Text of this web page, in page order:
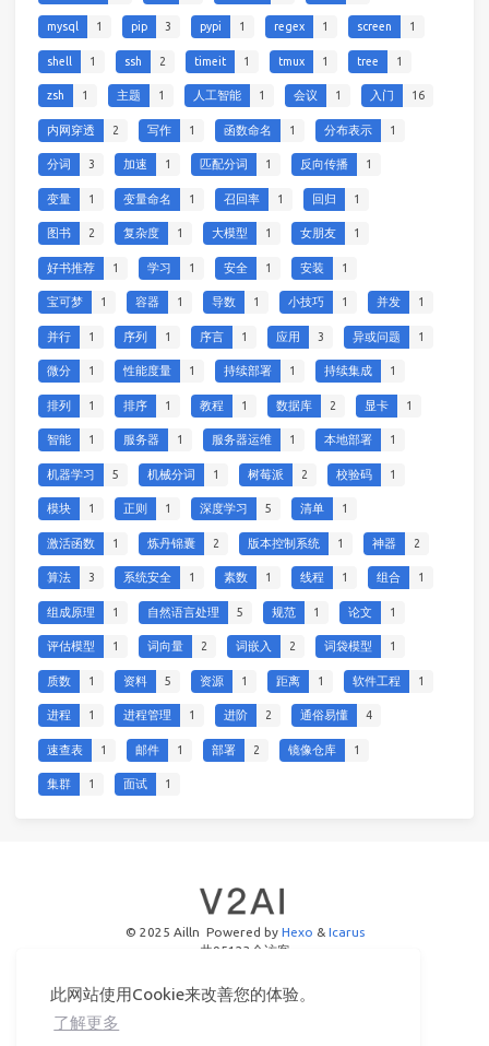
此网站使用Cookie来改善您的体验。
了解更多
mysql 1 pip 3 pypi 1 regex 1 screen 1
shell 1 ssh 2 timeit 1 tmux 1 tree 1
zsh 1 主题 1 人工智能 1 会议 1 入门 16
内网穿透 2 写作 1 函数命名 1 分布表示 1
分词 3 加速 1 匹配分词 1 反向传播 1
变量 1 变量命名 1 召回率 1 回归 1
图书 2 复杂度 1 大模型 1 女朋友 1
好书推荐 1 学习 1 安全 1 安装 1
宝可梦 1 容器 1 导数 1 小技巧 1 并发 1
并行 1 序列 1 序言 1 应用 3 异或问题 1
微分 1 性能度量 1 持续部署 1 持续集成 1
排列 1 排序 1 教程 1 数据库 2 显卡 1
智能 1 服务器 1 服务器运维 1 本地部署 1
机器学习 5 机械分词 1 树莓派 2 校验码 1
模块 1 正则 1 深度学习 5 清单 1
激活函数 1 炼丹锦囊 2 版本控制系统 1 神器 2
算法 3 系统安全 1 素数 1 线程 1 组合 1
组成原理 1 自然语言处理 5 规范 1 论文 1
评估模型 1 词向量 2 词嵌入 2 词袋模型 1
质数 1 资料 5 资源 1 距离 1 软件工程 1
进程 1 进程管理 1 进阶 2 通俗易懂 4
速查表 1 邮件 1 部署 2 镜像仓库 1
集群 1 面试 1
© 2025 Ailln Powered by Hexo & Icarus
共95123 个访客